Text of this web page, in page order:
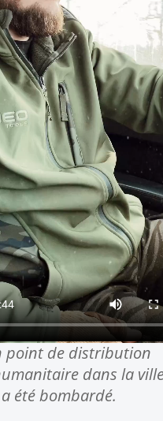
point de distribution
dans la
été bombardé.